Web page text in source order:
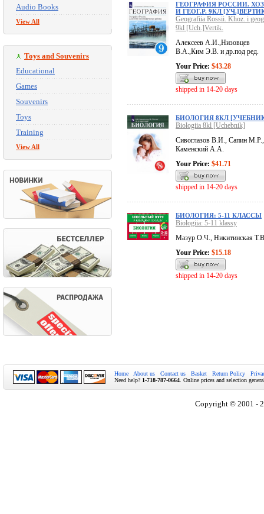
Audio Books
View All
Toys and Souvenirs
Educational
Games
Souvenirs
Toys
Training
View All
ГЕОГРАФИЯ РОССИИ.
И ГЕОГ.Р. 9КЛ
Geografiia Rossii. Khoz. i
9kl [Uch.]Vertik.
Алексеев А.И.,Низовцев
В.А.,Ким Э.В. и др.под ред.
Your Price: $43.28
shipped in 14-20 days
БИОЛОГИЯ 8КЛ
Biologiia 8kl [Uchebnik]
Сивоглазов В.И., Сапин М.Р.,
Каменский А.А.
Your Price: $41.71
shipped in 14-20 days
БИОЛОГИЯ: 5-11 КЛАССЫ
Biologiia: 5-11 klassy
Мазур О.Ч., Никитинская
Your Price: $15.18
shipped in 14-20 days
Home About us Contact us Basket Return Policy
Need help? 1-718-787-0664 . Online prices and selection
Copyright © 2001 -